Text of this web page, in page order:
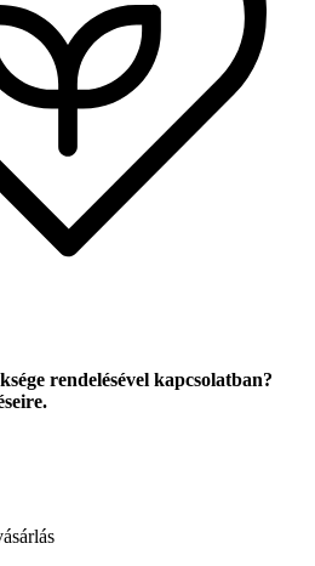
rendelésével kapcsolatban?